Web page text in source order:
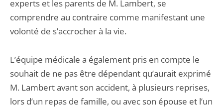
experts et les parents de M. Lambert, se
comprendre au contraire comme manifestant une
volonté de s’accrocher à la vie.
L’équipe médicale a également pris en compte le
souhait de ne pas être dépendant qu’aurait exprimé
M. Lambert avant son accident, à plusieurs reprises,
lors d’un repas de famille, ou avec son épouse et l’un